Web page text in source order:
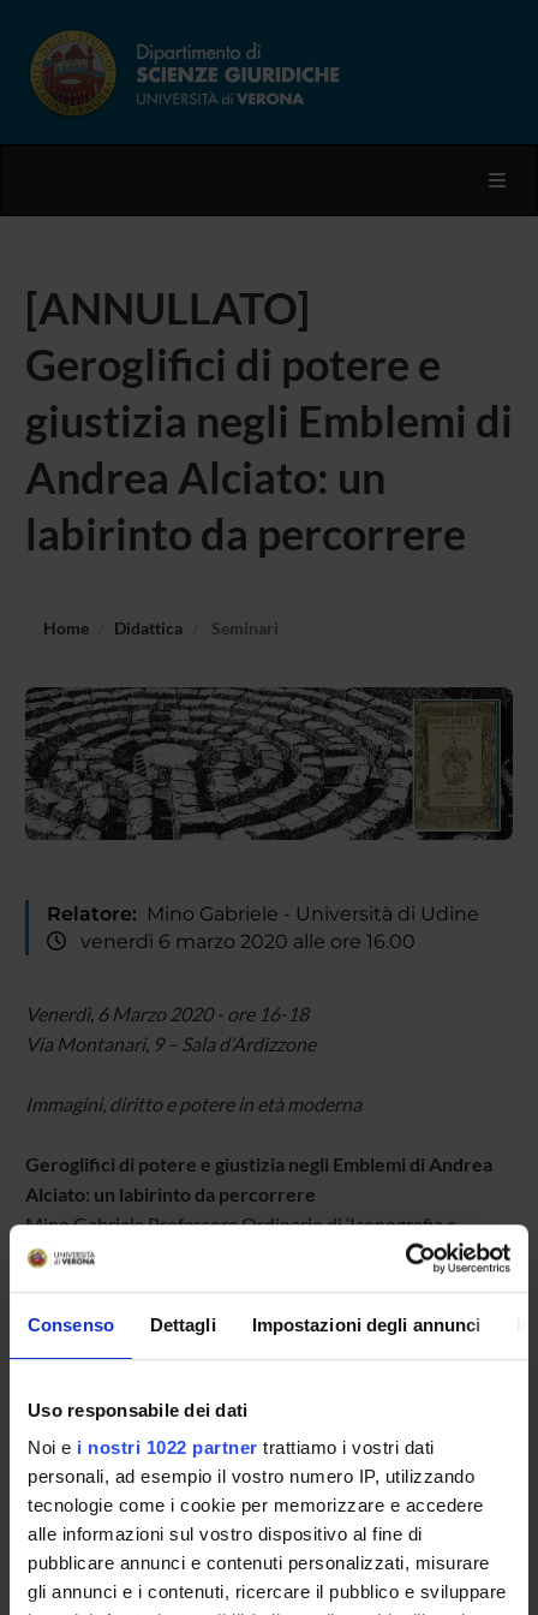
Consenso Dettagli Impostazioni degli annunci
Uso responsabile dei dati
Noi e i nostri 1022 partner trattiamo i vostri dati
personali, ad esempio il vostro numero IP, utilizzando
tecnologie come i cookie per memorizzare e accedere
alle informazioni sul vostro dispositivo al fine di
pubblicare annunci e contenuti personalizzati, misurare
gli annunci e i contenuti, ricercare il pubblico e sviluppare
[ANNULLATO]
Geroglifici di potere e
giustizia negli Emblemi di
Andrea Alciato: un
labirinto da percorrere
Home Didattica Seminari
Relatore: Mino Gabriele - Università di Udine
venerdì 6 marzo 2020 alle ore 16.00
Venerdì, 6 Marzo 2020 - ore 16-18
Via Montanari, 9 – Sala d’Ardizzone
Immagini, diritto e potere in età moderna
Geroglifici di potere e giustizia negli Emblemi di Andrea
Alciato: un labirinto da percorrere
Mino Gabriele Professore Ordinario di ‘Iconografia e
iconologia’ (Università di Udine)
L’iniziativa rientra tra le attività del Team di ricerca
Cambiamenti “IUSTeC”, nell’ambito del Progetto di
Giuridiche dell’Università di Verona.
Geroglifici di potere e giustizia pdf (it, 219 KB, 21/02/20)